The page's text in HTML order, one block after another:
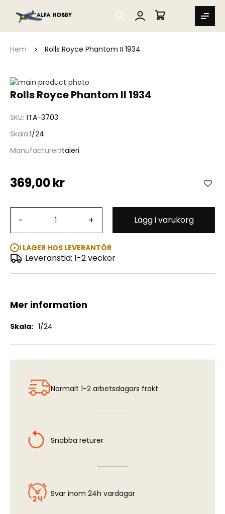
SEARCH
MIN VARUKORG
Hem Rolls Royce Phantom II 1934
Rolls Royce Phantom II 1934
SKU ITA-3703
Skala 1/24
ManufacturerItaleri
369,00 kr
- + Lägg i varukorg
I LAGER HOS LEVERANTÖR
Leveranstid: 1-2 veckor
Hoppa
till
bildgalleriet
Rolls Royce Phantom II 1934
Hoppa
av
bildgalleriet
Mer information
Mer
1/24
Normalt 1-2 arbetsdagars frakt
Snabba returer
Svar inom 24h vardagar